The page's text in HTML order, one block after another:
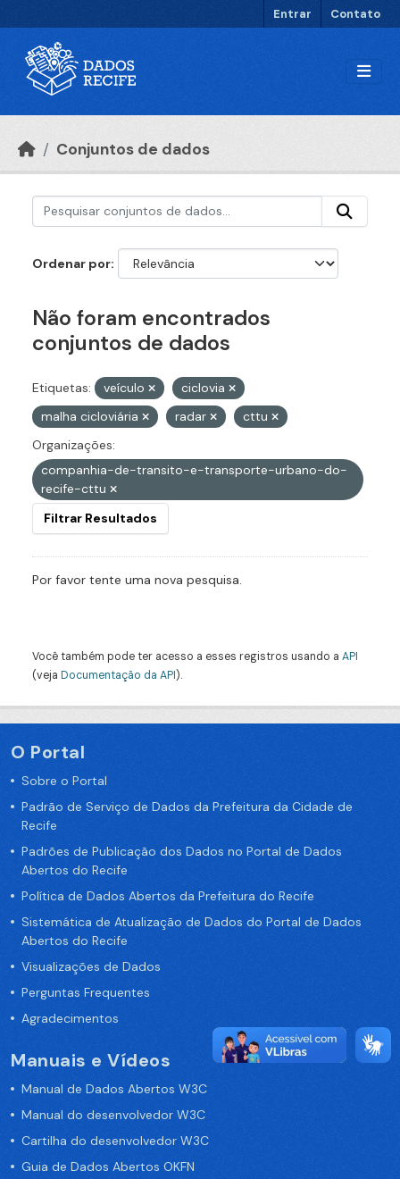
Entrar Contato
Conjuntos de dados
Ordenar por
Não foram encontrados
conjuntos de dados
Etiquetas: veículo
ciclovia
malha cicloviária
radar
cttu
Organizações:
companhia-de-transito-e-transporte-urbano-do-
recife-cttu
Filtrar Resultados
Por favor tente uma nova pesquisa.
Você também pode ter acesso a esses registros usando a API
(veja Documentação da API).
O Portal
Sobre o Portal
Padrão de Serviço de Dados da Prefeitura da Cidade de
Recife
Padrões de Publicação dos Dados no Portal de Dados
Abertos do Recife
Política de Dados Abertos da Prefeitura do Recife
Sistemática de Atualização de Dados do Portal de Dados
Abertos do Recife
Visualizações de Dados
Perguntas Frequentes
Agradecimentos
Manuais e Vídeos
Manual de Dados Abertos W3C
Manual do desenvolvedor W3C
Cartilha do desenvolvedor W3C
Guia de Dados Abertos OKFN